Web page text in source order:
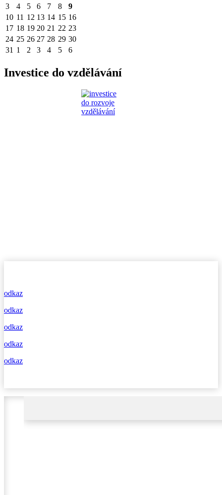
3
4 5 6 7 8
9
10 11 12 13 14 15 16
17 18 19 20 21 22 23
24 25 26 27 28 29 30
31 1 2 3 4 5 6
Investice do vzdělávání
odkaz
odkaz
odkaz
odkaz
odkaz